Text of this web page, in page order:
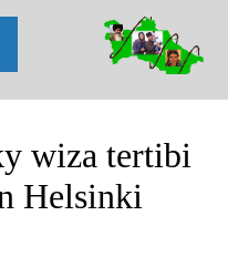
wiza tertibi
Helsinki